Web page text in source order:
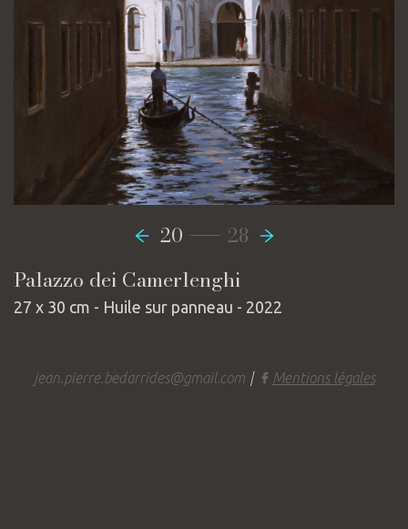
20 ----------------- 28
Palazzo dei Camerlenghi
27 x 30 cm - Huile sur panneau - 2022
jean.pierre.bedarrides@gmail.com | Mentions légales